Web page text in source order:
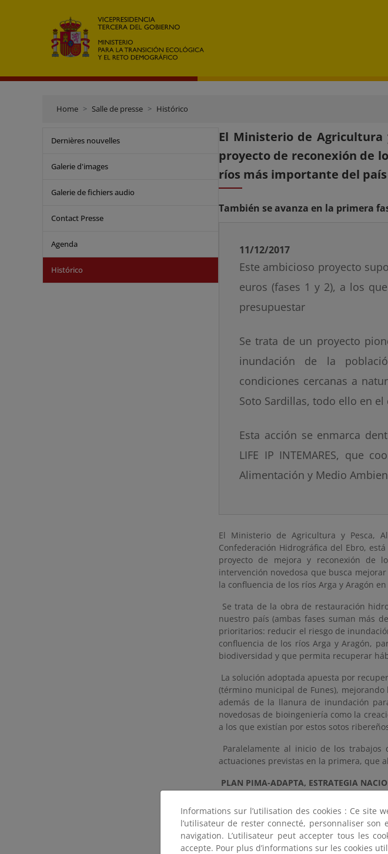
Home Salle de presse Histórico
Dernières nouvelles
Galerie d'images
Galerie de fichiers audio
Contact Presse
Agenda
Histórico
El Ministerio de
proyecto de reconexión de
ríos más importante del país
También se avanza en la primera
11/12/2017
Este ambicioso proyecto
euros (fases 1 y 2), a los
presupuestar
Se trata de un proyecto
inundación de la
condiciones cercanas a
Soto Sardillas, todo ello en
Esta acción se enmarca
LIFE IP INTEMARES, que
Alimentación y Medio
El Ministerio de Agricultura y Pesca,
Confederación Hidrográfica del Ebro,
proyecto de mejora y reconexión de
intervención novedosa que busca
la confluencia de los ríos Arga y Aragón
Se trata de la obra de restauración
nuestro país (ambas fases suman más
prioritarios: reducir el riesgo de
confluencia de los ríos Arga y Aragón,
biodiversidad y que permita recuperar
La solución adoptada apuesta por
(término municipal de Funes),
además de la llanura de inundación
novedosas de bioingeniería como la
a los que existían por estos sotos
Paralelamente al inicio de los
actuaciones previstas en la primera, que
PLAN PIMA-ADAPTA, ESTRATEGIA
Esta actuación ha sido declarada de
Ambiente para la Adaptación al Cambio
de Restauración de Ríos y en el Plan de
Ebro).
Informations sur l’utilisation des cookies : Ce site
l’utilisateur de rester connecté, personnaliser
navigation. L’utilisateur peut accepter tous les
accepte. Pour plus d’informations sur les cookies